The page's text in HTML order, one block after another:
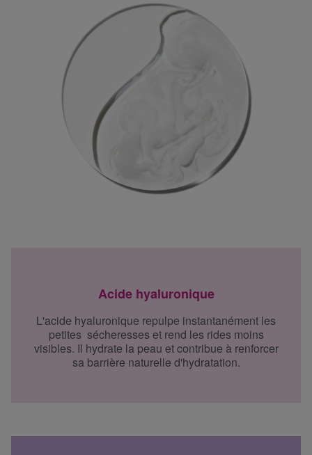
Acide hyaluronique
L'acide hyaluronique repulpe instantanément les
petites sécheresses et rend les rides moins
visibles. Il hydrate la peau et contribue à renforcer
sa barrière naturelle d'hydratation.